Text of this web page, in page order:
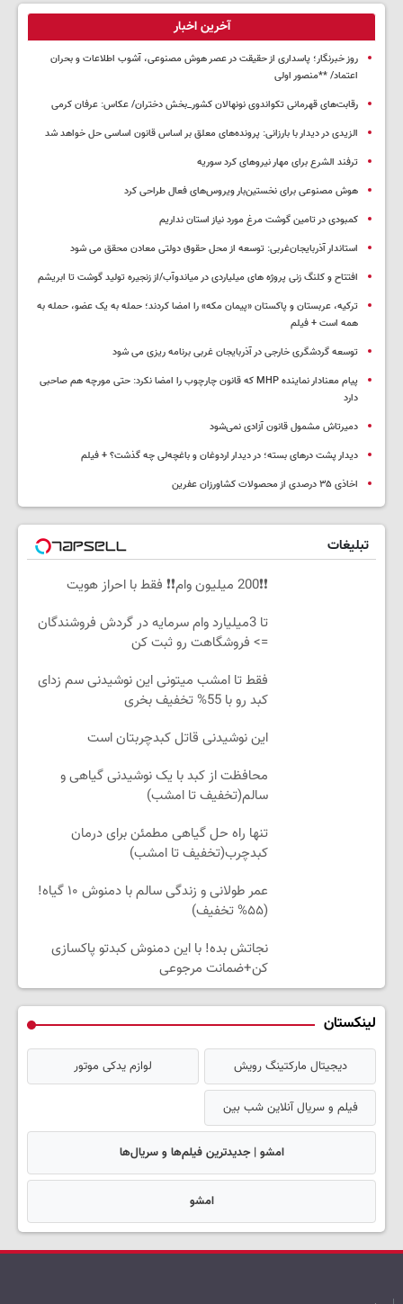
آخرین اخبار
روز خبرنگار؛ پاسداری از حقیقت در عصر هوش مصنوعی، آشوب اطلاعات و بحران
اعتماد/ **منصور اولی
رقابت‌های قهرمانی تکواندوی نونهالان کشور_بخش دختران/ عکاس: عرفان کرمی
الزیدی در دیدار با بارزانی: پرونده‌های معلق بر اساس قانون اساسی حل خواهد شد
ترفند الشرع برای مهار نیروهای کرد سوریه
هوش مصنوعی برای نخستین‌بار ویروس‌های فعال طراحی کرد
کمبودی در تامین گوشت مرغ مورد نیاز استان نداریم
استاندار آذربایجان‌غربی: توسعه از محل حقوق دولتی معادن محقق می شود
افتتاح و کلنگ زنی پروژه های میلیاردی در میاندوآب/از زنجیره تولید گوشت تا ابریشم
ترکیه، عربستان و پاکستان «پیمان مکه» را امضا کردند؛ حمله به یک عضو، حمله به
همه است + فیلم
توسعه گردشگری خارجی در آذربایجان غربی برنامه ریزی می شود
پیام معنادار نماینده MHP که قانون چارچوب را امضا نکرد: حتی مورچه هم صاحبی
دارد
دمیرتاش مشمول قانون آزادی نمی‌شود
دیدار پشت درهای بسته؛ در دیدار اردوغان و باغچه‌لی چه گذشت؟ + فیلم
اخاذی ۳۵ درصدی از محصولات کشاورزان عفرین
تبلیغات
❗❗200 میلیون وام❗❗ فقط با احراز هویت
تا 3میلیارد وام سرمایه در گردش فروشندگان
=> فروشگاهت رو ثبت کن
فقط تا امشب میتونی این نوشیدنی سم زدای
کبد رو با 55% تخفیف بخری
این نوشیدنی قاتل کبدچربتان است
محافظت از کبد با یک نوشیدنی گیاهی و
سالم(تخفیف تا امشب)
تنها راه حل گیاهی مطمئن برای درمان
کبدچرب(تخفیف تا امشب)
عمر طولانی و زندگی سالم با دمنوش ۱۰ گیاه!
(۵۵% تخفیف)
نجاتش بده! با این دمنوش کبدتو پاکسازی
کن+ضمانت مرجوعی
لینکستان
دیجیتال مارکتینگ رویش لوازم یدکی موتور
فیلم و سریال آنلاین شب بین
امشو | جدیدترین فیلم‌ها و سریال‌ها
امشو